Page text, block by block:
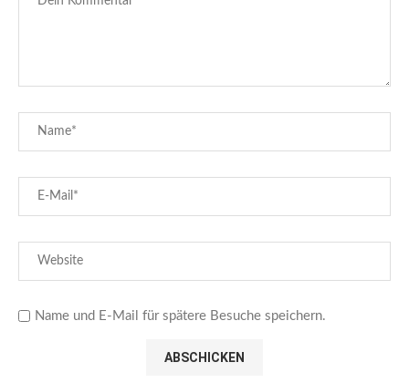
Name und E-Mail für spätere Besuche speichern.